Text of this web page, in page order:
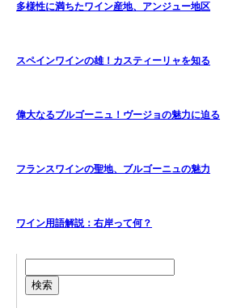
多様性に満ちたワイン産地、アンジュー地区
スペインワインの雄！カスティーリャを知る
偉大なるブルゴーニュ！ヴージョの魅力に迫る
フランスワインの聖地、ブルゴーニュの魅力
ワイン用語解説：右岸って何？
検索